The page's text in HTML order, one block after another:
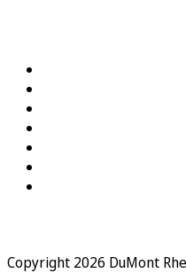
Copyright 2026 DuMont